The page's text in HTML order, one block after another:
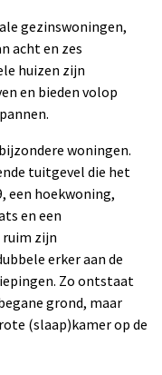
gezinswoningen,
acht en zes
huizen zijn
en bieden volop
woningen.
tuitgevel die het
een hoekwoning,
en een
zijn
erker aan de
Zo ontstaat
grond, maar
(slaap)kamer op de